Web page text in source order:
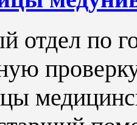
отдел по